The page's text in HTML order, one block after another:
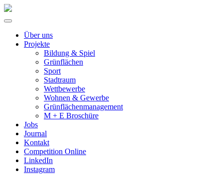
Über uns
Projekte
Bildung & Spiel
Grünflächen
Sport
Stadtraum
Wettbewerbe
Wohnen & Gewerbe
Grünflächenmanagement
M + E Broschüre
Jobs
Journal
Kontakt
Competition Online
LinkedIn
Instagram